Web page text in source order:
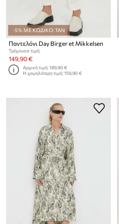
-5% ΜΕ ΚΩΔΙΚΟ: TAN
Παντελόνι Day Birger et Mikkelsen
Τρέχουσα τιμή:
149,90 €
Αρχική τιμή:189,90 €
Η χαμηλότερη τιμή:159,90 €